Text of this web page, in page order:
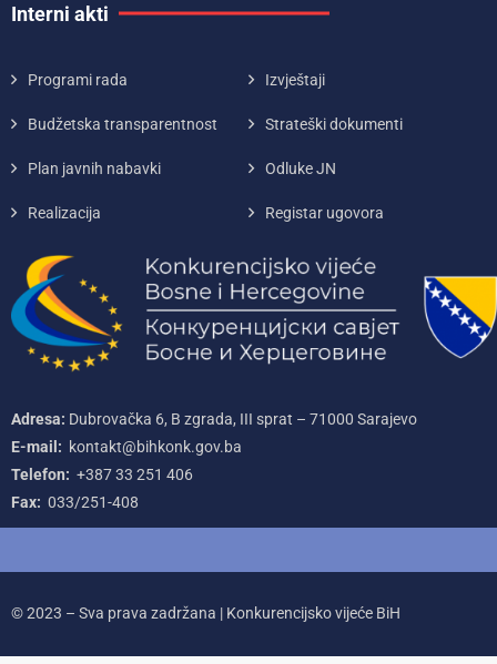
Interni akti
Programi rada Izvještaji
Budžetska transparentnost Strateški dokumenti
Plan javnih nabavki Odluke JN
Realizacija Registar ugovora
Adresa: Dubrovačka 6, B zgrada, III sprat – 71000‌ Sarajevo
E-mail: kontakt@bihkonk.gov.ba
Telefon: +387‌ 33‌ 251‌ 406
Fax: 033/251-408
© 2023 – Sva prava zadržana | Konkurencijsko vijeće BiH